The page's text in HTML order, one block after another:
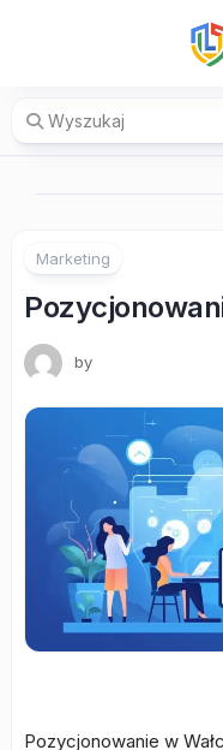
Marketing
by
Pozycjonowanie w